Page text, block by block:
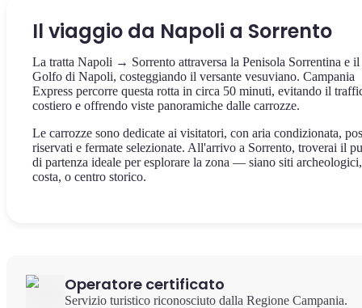
Il viaggio da Napoli a Sorrento
La tratta Napoli → Sorrento attraversa la Penisola Sorrentina e il
Golfo di Napoli, costeggiando il versante vesuviano. Campania
Express percorre questa rotta in circa 50 minuti, evitando il
costiero e offrendo viste panoramiche dalle carrozze.
Le carrozze sono dedicate ai visitatori, con aria condizionata,
riservati e fermate selezionate. All'arrivo a Sorrento, troverai il
di partenza ideale per esplorare la zona — siano siti archeologici,
costa, o centro storico.
Operatore certificato
Servizio turistico riconosciuto dalla Regione Campania.